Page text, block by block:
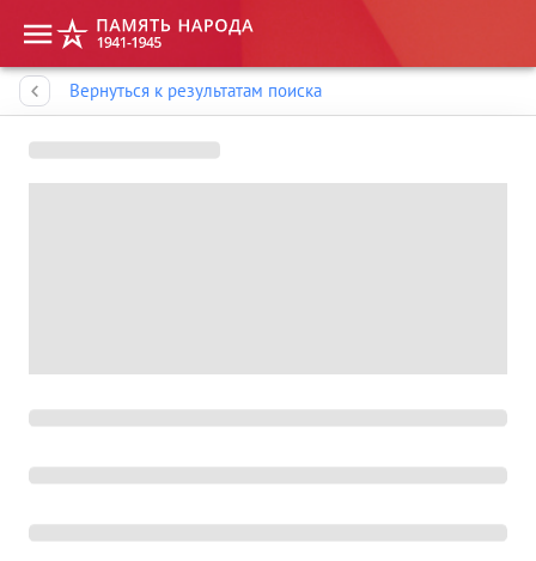
Вернуться к результатам поиска
Память народа